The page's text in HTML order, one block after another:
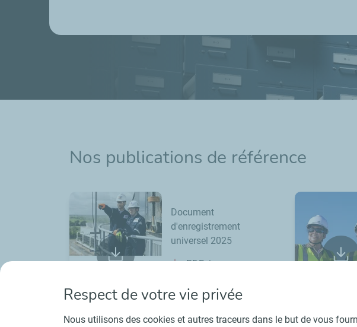
Nos publications de référence
Document
d'enregistrement
universel 2025
PDF
ESEF
Respect de votre vie privée
Nous utilisons des cookies et autres traceurs dans le but de vous